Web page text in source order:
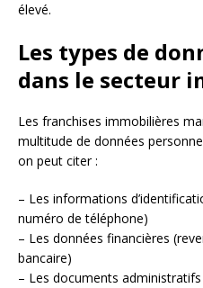
élevé.
Les types de
dans le secteur
Les franchises immobilières
multitude de données
on peut citer :
– Les informations
numéro de téléphone)
– Les données financières
bancaire)
– Les documents administratifs